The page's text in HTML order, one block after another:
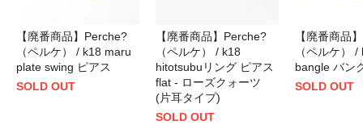
【廃番商品】Perche?
（ペルケ） / k18 maru
plate swing ピアス
SOLD OUT
【廃番商品】Perche?
（ペルケ） / k18
hitotsubuリング ピアス
flat - ローズクォーツ
(片耳タイプ)
SOLD OUT
【廃番商品
（ペルケ）
bangle バン
SOLD OUT